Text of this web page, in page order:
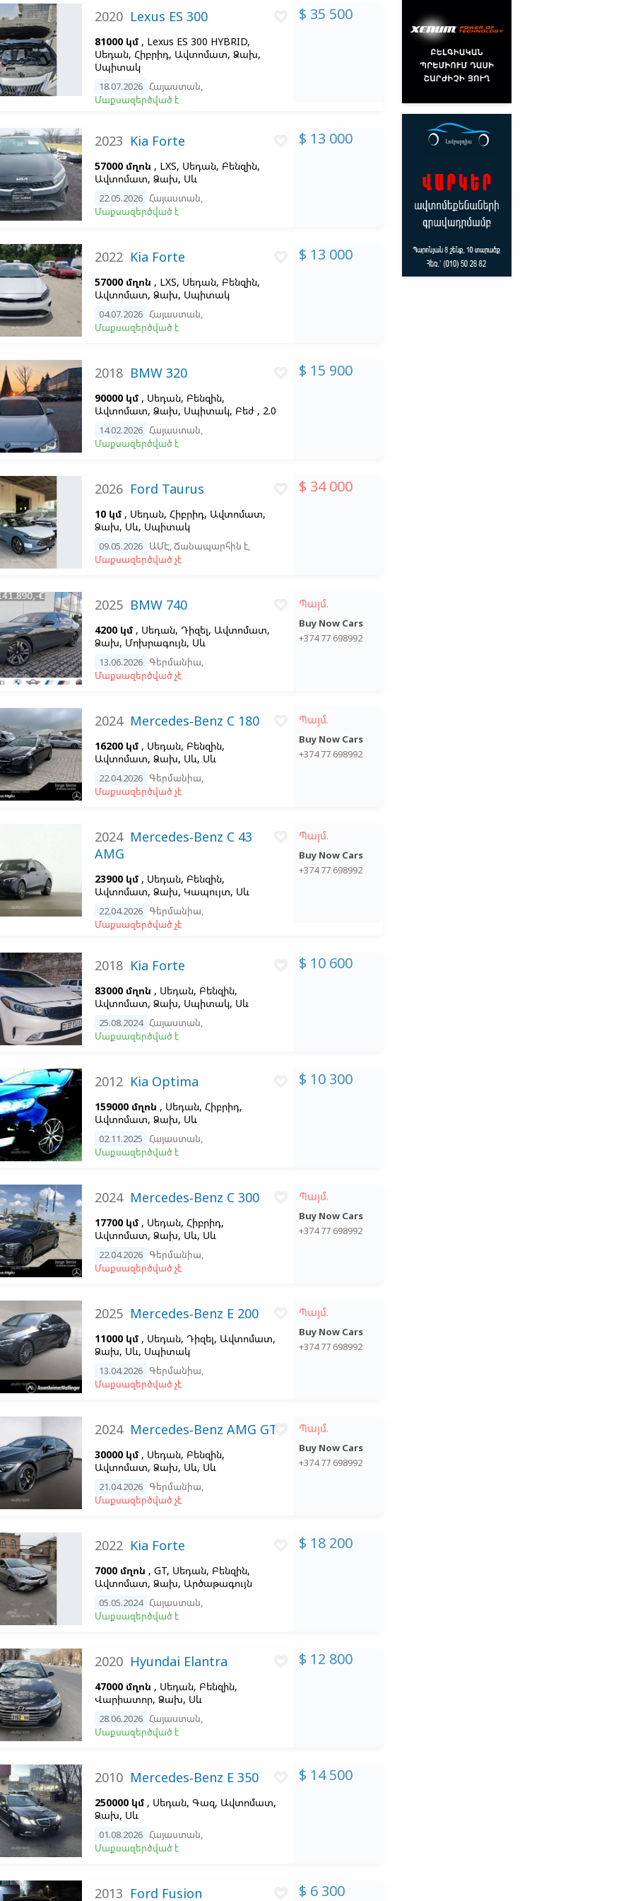
2020Lexus ES 300
81000 կմ , Lexus ES 300 HYBRID,
Սեդան, Հիբրիդ, Ավտոմատ, Ձախ,
Սպիտակ
18.07.2026 Հայաստան,
Մաքսազերծված է
favorite_border $ 35 500
2023 Kia Forte
57000 մղոն , LXS, Սեդան, Բենզին,
Ավտոմատ, Ձախ, Սև
22.05.2026 Հայաստան,
Մաքսազերծված է
favorite_border $ 13 000
2022Kia Forte
57000 մղոն , LXS, Սեդան, Բենզին,
Ավտոմատ, Ձախ, Սպիտակ
04.07.2026 Հայաստան,
Մաքսազերծված է
favorite_border $ 13 000
2018BMW 320
90000 կմ , Սեդան, Բենզին,
Ավտոմատ, Ձախ, Սպիտակ, Բեժ , 2.0
14.02.2026 Հայաստան,
Մաքսազերծված է
favorite_border $ 15 900
2026Ford Taurus
10 կմ , Սեդան, Հիբրիդ, Ավտոմատ,
Ձախ, Սև, Սպիտակ
09.05.2026 ԱՄԷ,Ճանապարհին է,
Մաքսազերծված չէ
favorite_border $ 34 000
2025BMW 740
4200 կմ , Սեդան, Դիզել, Ավտոմատ,
Ձախ, Մոխրագույն, Սև
13.06.2026 Գերմանիա,
Մաքսազերծված չէ
favorite_border Պայմ.
Buy Now Cars
+374 77 698992
2024Mercedes-Benz C 180
16200 կմ , Սեդան, Բենզին,
Ավտոմատ, Ձախ, Սև, Սև
22.04.2026 Գերմանիա,
Մաքսազերծված չէ
favorite_border Պայմ.
Buy Now Cars
+374 77 698992
2024Mercedes-Benz C 43
AMG
23900 կմ , Սեդան, Բենզին,
Ավտոմատ, Ձախ, Կապույտ, Սև
22.04.2026 Գերմանիա,
Մաքսազերծված չէ
favorite_border Պայմ.
Buy Now Cars
+374 77 698992
2018Kia Forte
83000 մղոն , Սեդան, Բենզին,
Ավտոմատ, Ձախ, Սպիտակ, Սև
25.08.2024 Հայաստան,
Մաքսազերծված է
favorite_border $ 10 600
2012Kia Optima
159000 մղոն , Սեդան, Հիբրիդ,
Ավտոմատ, Ձախ, Սև
02.11.2025 Հայաստան,
Մաքսազերծված է
favorite_border $ 10 300
2024Mercedes-Benz C 300
17700 կմ , Սեդան, Հիբրիդ,
Ավտոմատ, Ձախ, Սև, Սև
22.04.2026 Գերմանիա,
Մաքսազերծված չէ
favorite_border Պայմ.
Buy Now Cars
+374 77 698992
2025Mercedes-Benz E 200
11000 կմ , Սեդան, Դիզել, Ավտոմատ,
Ձախ, Սև, Սպիտակ
13.04.2026 Գերմանիա,
Մաքսազերծված չէ
favorite_border Պայմ.
Buy Now Cars
+374 77 698992
2024Mercedes-Benz AMG GT
30000 կմ , Սեդան, Բենզին,
Ավտոմատ, Ձախ, Սև, Սև
21.04.2026 Գերմանիա,
Մաքսազերծված չէ
favorite_border Պայմ.
Buy Now Cars
+374 77 698992
2022Kia Forte
7000 մղոն , GT, Սեդան, Բենզին,
Ավտոմատ, Ձախ, Արծաթագույն
05.05.2024 Հայաստան,
Մաքսազերծված է
favorite_border $ 18 200
2020Hyundai Elantra
47000 մղոն , Սեդան, Բենզին,
Վարիատոր, Ձախ, Սև
28.06.2026 Հայաստան,
Մաքսազերծված է
favorite_border $ 12 800
2010Mercedes-Benz E 350
250000 կմ , Սեդան, Գազ, Ավտոմատ,
Ձախ, Սև
01.08.2026 Հայաստան,
Մաքսազերծված է
favorite_border $ 14 500
2013 Ford Fusion favorite_border $ 6 300